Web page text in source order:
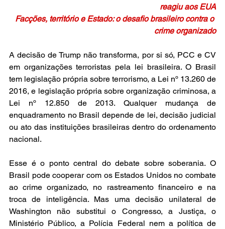
reagiu aos EUA
Facções, território e Estado: o desafio brasileiro contra o
crime organizado
A decisão de Trump não transforma, por si só, PCC e CV
em organizações terroristas pela lei brasileira. O Brasil
tem legislação própria sobre terrorismo, a Lei nº 13.260 de
2016, e legislação própria sobre organização criminosa, a
Lei nº 12.850 de 2013. Qualquer mudança de
enquadramento no Brasil depende de lei, decisão judicial
ou ato das instituições brasileiras dentro do ordenamento
nacional.
Esse é o ponto central do debate sobre soberania. O
Brasil pode cooperar com os Estados Unidos no combate
ao crime organizado, no rastreamento financeiro e na
troca de inteligência. Mas uma decisão unilateral de
Washington não substitui o Congresso, a Justiça, o
Ministério Público, a Polícia Federal nem a política de